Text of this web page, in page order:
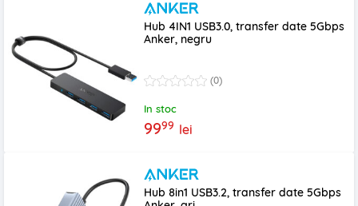
Hub 4IN1 USB3.0, transfer date 5Gbps
Anker, negru
(0)
In stoc
9999 lei
Hub 8in1 USB3.2, transfer date 5Gbps